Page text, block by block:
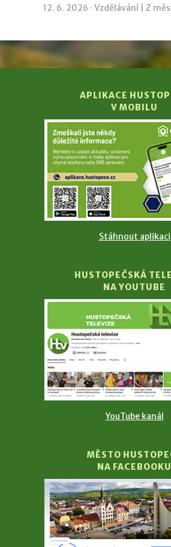
12. 6. 2026 · Vzdělávání| Z
APLIKACE
V MOBILU
Stáhnout aplikaci
HUSTOPEČSKÁ
NA YOUTUBE
YouTube kanál
MĚSTO
NA FACEBOOKU